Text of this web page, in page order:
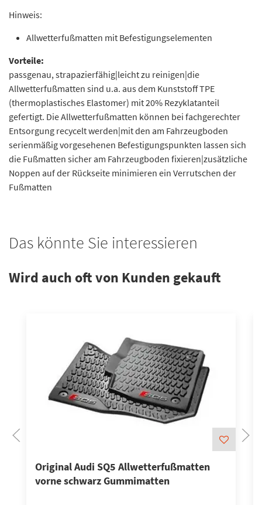
Hinweis:
Allwetterfußmatten mit Befestigungselementen
Vorteile:
passgenau, strapazierfähig|leicht zu reinigen|die
Allwetterfußmatten sind u.a. aus dem Kunststoff TPE
(thermoplastisches Elastomer) mit 20% Rezyklatanteil
gefertigt. Die Allwetterfußmatten können bei fachgerechter
Entsorgung recycelt werden|mit den am Fahrzeugboden
serienmäßig vorgesehenen Befestigungspunkten lassen sich
die Fußmatten sicher am Fahrzeugboden fixieren|zusätzliche
Noppen auf der Rückseite minimieren ein Verrutschen der
Fußmatten
Das könnte Sie interessieren
Wird auch oft von Kunden gekauft
Original Audi SQ5 Allwetterfußmatten
vorne schwarz Gummimatten